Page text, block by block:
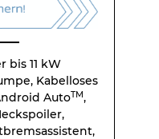
bis 11 kW
Kabelloses
AutoTM,